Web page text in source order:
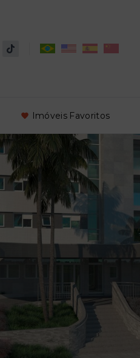
Imóveis Favoritos